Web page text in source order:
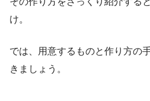
け。
では、用意するものと作り方の
きましょう。